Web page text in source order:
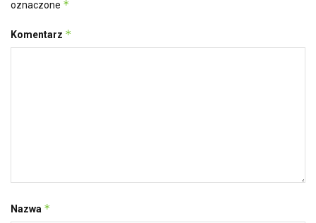
oznaczone *
Komentarz *
Nazwa *